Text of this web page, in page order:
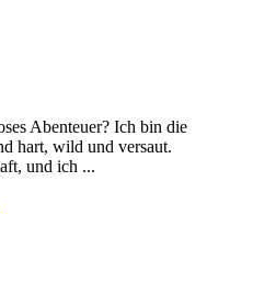
Abenteuer? Ich bin die
hart, wild und versaut.
und ich ...